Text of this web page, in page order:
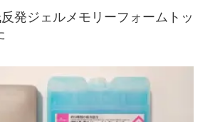
発ジェルメモリーフォームトッ